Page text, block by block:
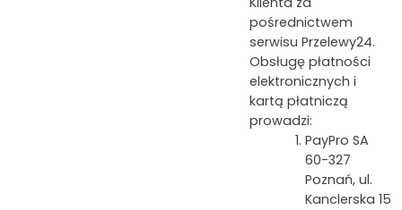
pośrednictwem
serwisu Przelewy24.
Obsługę płatności
elektronicznych i
kartą płatniczą
prowadzi:
PayPro SA
60-327
Poznań, ul.
Kanclerska 15